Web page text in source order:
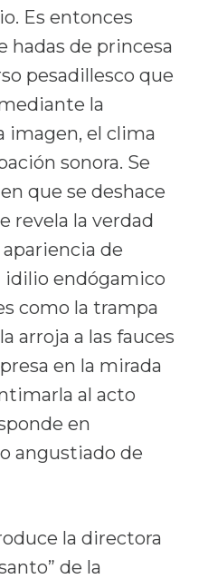
Es entonces
hadas de princesa
pesadillesco que
la
imagen, el clima
sonora. Se
que se deshace
revela la verdad
de
idilio endógamico
como la trampa
arroja a las fauces
en la mirada
al acto
en
angustiado de
la directora
de la